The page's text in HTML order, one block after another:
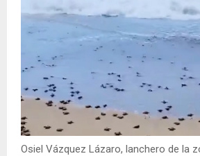
Osiel Vázquez Lázaro, lanchero de la